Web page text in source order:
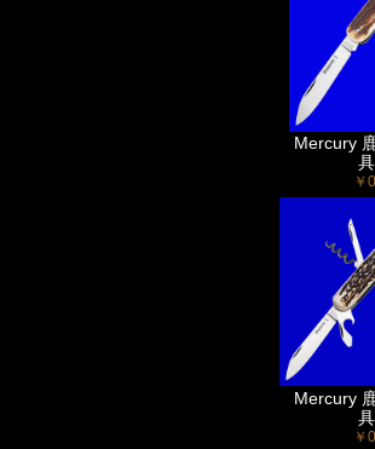
Mercury
￥
Mercury
￥